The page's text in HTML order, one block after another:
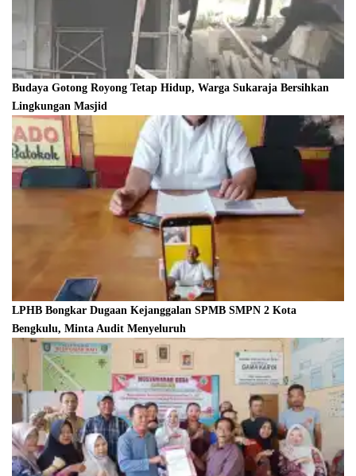
Budaya Gotong Royong Tetap Hidup, Warga Sukaraja Bersihkan
Lingkungan Masjid
LPHB Bongkar Dugaan Kejanggalan SPMB SMPN 2 Kota
Bengkulu, Minta Audit Menyeluruh